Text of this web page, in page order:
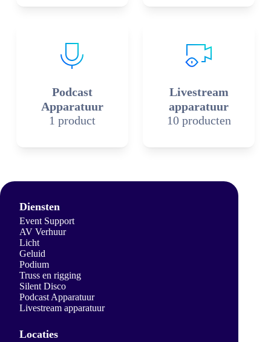
Podcast
Apparatuur
1 product
Livestream
apparatuur
10 producten
Diensten
Event Support
AV Verhuur
Licht
Geluid
Podium
Truss en rigging
Silent Disco
Podcast Apparatuur
Livestream apparatuur
Locaties